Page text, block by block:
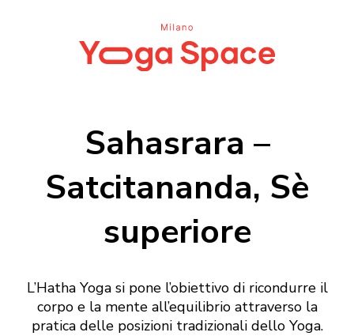
Sahasrara –
Satcitananda, Sè
superiore
L’Hatha Yoga si pone l’obiettivo di ricondurre il
corpo e la mente all’equilibrio attraverso la
pratica delle posizioni tradizionali dello Yoga.